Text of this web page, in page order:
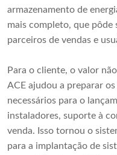
armazenamento de
mais completo, que pôde
parceiros de vendas e
Para o cliente, o valor
ACE ajudou a preparar
necessários para o
instaladores, suporte à
venda. Isso tornou o
para a implantação de